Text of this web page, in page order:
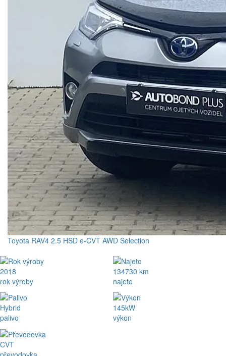
Toyota RAV4 2.5 HSD e-CVT AWD Selection
2018
rok výroby
Hybrid
palivo
CVT
134730 km
najeto
145kW
výkon